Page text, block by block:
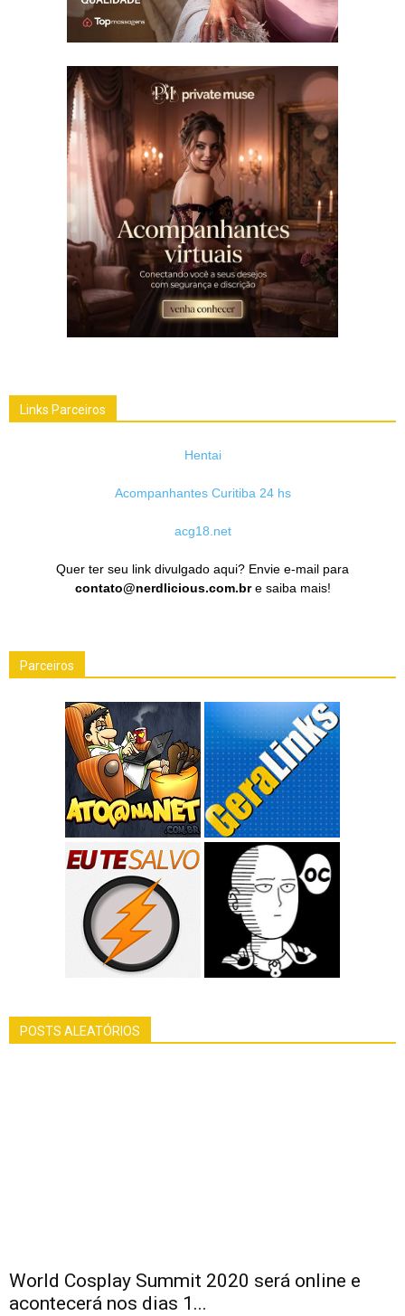
Links Parceiros
Hentai
Acompanhantes Curitiba 24 hs
acg18.net
Quer ter seu link divulgado aqui? Envie e-mail para
contato@nerdlicious.com.bre saiba mais!
Parceiros
POSTS ALEATÓRIOS
World Cosplay Summit 2020 será online e
acontecerá nos dias 1...